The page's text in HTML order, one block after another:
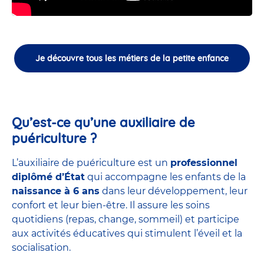
Je découvre tous les métiers de la petite enfance
Qu’est-ce qu’une auxiliaire de
puériculture ?
L’auxiliaire de puériculture est un professionnel
diplômé d’État qui accompagne les enfants de la
naissance à 6 ans dans leur développement, leur
confort et leur bien-être. Il assure les soins
quotidiens (repas, change, sommeil) et participe
aux activités éducatives qui stimulent l’éveil et la
socialisation.